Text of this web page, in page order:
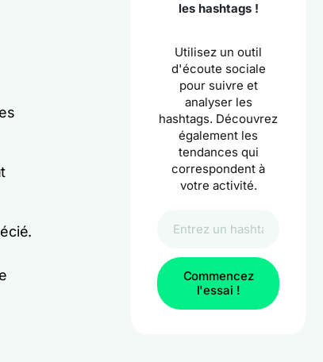
les hashtags !
Utilisez un outil
d'écoute sociale
pour suivre et
analyser les
hashtags. Découvrez
également les
tendances qui
correspondent à
votre activité.
Commencez
l'essai !